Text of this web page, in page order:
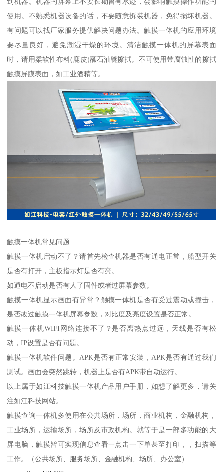
使用。不熟悉机器设备的话，不要随意拆装机器，免得损坏机器。
有问题可以找厂家服务提供解决问题办法。触摸一体机的应用环境
要尽量良好，避免潮湿干燥的环境。清洁触摸一体机的屏幕表面
时，请用柔软性布料(鹿皮)蘸石油醚擦拭。不可使用带腐蚀性的擦拭
触摸屏膜表面，如工业酒精等。
触摸一体机常见问题
触摸一体机启动不了？请首先检查机器是否有通电正常，船型开关
是否有打开，主板指示灯是否有亮。
如通电不启动是否有人了固件或者过屏幕参数。
触摸一体机显示画面有异常？触摸一体机是否有受过震动或撞击，
是否改过触摸一体机屏幕参数，对比度及亮度设置是否正常。
触摸一体机WIFI网络连接不了？是否离热点过远，天线是否有松
动，IP设置是否有问题。
触摸一体机软件问题。APK是否有正常安装，APK是否有通过我们
测试。画面会突然跳转，机器上是否有APK带自动运行。
以上属于如江科技触摸一体机产品用户手册，如想了解更多，请关
注如江科技网站。
触摸查询一体机多使用在公共场所，场所，商业机构，金融机构，
工业场所，运输场所，场所及市政机构。就等于是一部多功能的大
屏电脑，触摸皆可实现信息查看一点击一下单甚至打印，，扫描等
工作。（公共场所、服务场所、金融机构、场所、办公室）